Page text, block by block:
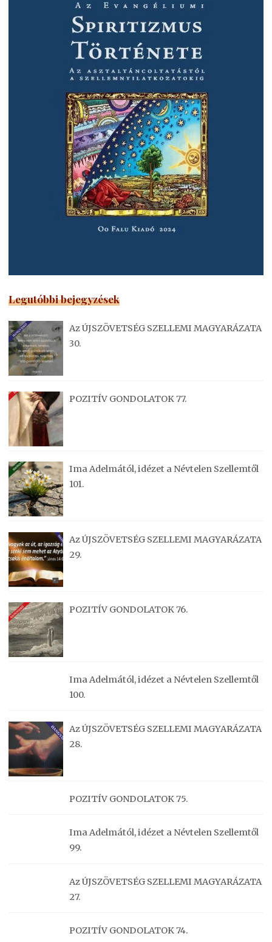
Legutóbbi bejegyzések
Az ÚJSZÖVETSÉG SZELLEMI MAGYARÁZATA
30.
POZITÍV GONDOLATOK 77.
Ima Adelmától, idézet a Névtelen Szellemtől
101.
Az ÚJSZÖVETSÉG SZELLEMI MAGYARÁZATA
29.
POZITÍV GONDOLATOK 76.
Ima Adelmától, idézet a Névtelen Szellemtől
100.
Az ÚJSZÖVETSÉG SZELLEMI MAGYARÁZATA
28.
POZITÍV GONDOLATOK 75.
Ima Adelmától, idézet a Névtelen Szellemtől
99.
Az ÚJSZÖVETSÉG SZELLEMI MAGYARÁZATA
27.
POZITÍV GONDOLATOK 74.